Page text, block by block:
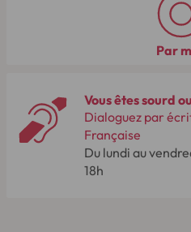
Par
Vous êtes sourd
Dialoguez par
Française
Du lundi au
18h